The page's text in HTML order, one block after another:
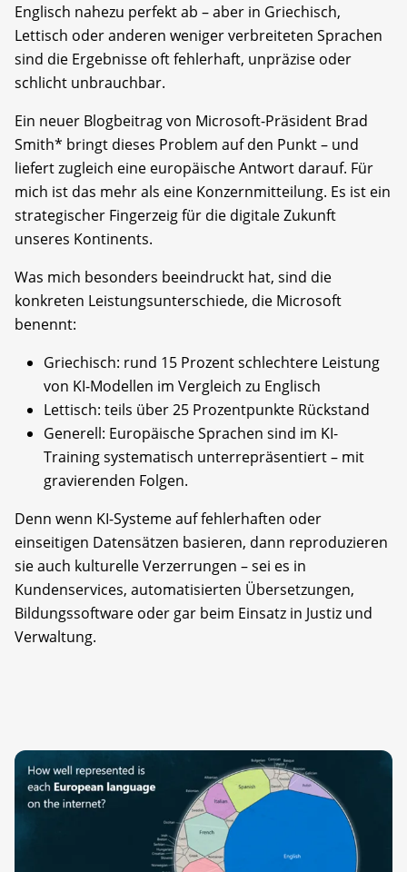
Englisch nahezu perfekt ab – aber in Griechisch,
Lettisch oder anderen weniger verbreiteten Sprachen
sind die Ergebnisse oft fehlerhaft, unpräzise oder
schlicht unbrauchbar.
Ein neuer Blogbeitrag von Microsoft-Präsident Brad
Smith* bringt dieses Problem auf den Punkt – und
liefert zugleich eine europäische Antwort darauf. Für
mich ist das mehr als eine Konzernmitteilung. Es ist ein
strategischer Fingerzeig für die digitale Zukunft
unseres Kontinents.
Was mich besonders beeindruckt hat, sind die
konkreten Leistungsunterschiede, die Microsoft
benennt:
Griechisch: rund 15 Prozent schlechtere Leistung
von KI-Modellen im Vergleich zu Englisch
Lettisch: teils über 25 Prozentpunkte Rückstand
Generell: Europäische Sprachen sind im KI-
Training systematisch unterrepräsentiert – mit
gravierenden Folgen.
Denn wenn KI-Systeme auf fehlerhaften oder
einseitigen Datensätzen basieren, dann reproduzieren
sie auch kulturelle Verzerrungen – sei es in
Kundenservices, automatisierten Übersetzungen,
Bildungssoftware oder gar beim Einsatz in Justiz und
Verwaltung.